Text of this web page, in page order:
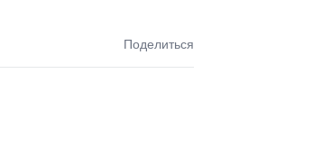
Поделиться